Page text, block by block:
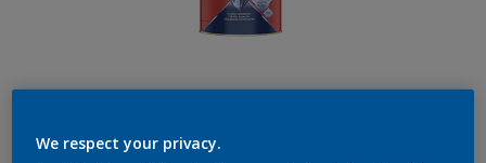
We respect your privacy.